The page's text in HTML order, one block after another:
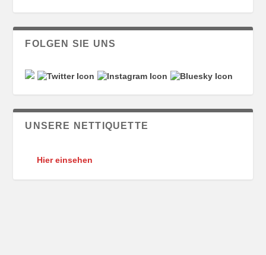
FOLGEN SIE UNS
UNSERE NETTIQUETTE
Hier einsehen